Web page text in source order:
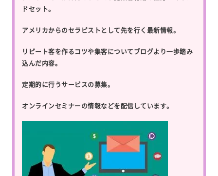
ドセット。
アメリカからのセラピストとして先を行く最新情報。
リピート客を作るコツや集客についてブログより一歩踏み
込んだ内容。
定期的に行うサービスの募集。
オンラインセミナーの情報などを配信しています。